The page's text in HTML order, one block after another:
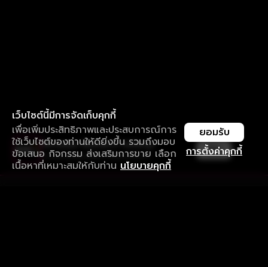
เว็บไซต์นี้มีการจัดเก็บคุกกี้
เพื่อเพิ่มประสิทธิภาพและประสบการณ์การ
ใช้เว็บไซต์ของท่านให้ดียิ่งขึ้น รวมถึงมอบ
ข้อเสนอ กิจกรรม ส่งเสริมการขาย เลือก
เนื้อหาที่เหมาะสมให้กับท่าน นโยบายคุกกี้
การตั้งค่าคุกกี้
ยอมรับ
ใช้งานแอป ลื่นไหลกว่า ไม่มีสะดุด
ดาวน์โหลดแอปเพื่อการรับชมที่ดีกว่า เปิด